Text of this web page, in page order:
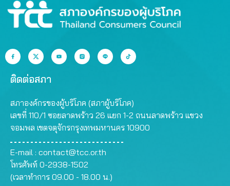
ติดต่อสภา
สภาองค์กรของผู้บริโภค (สภาผู้บริโภค)
เลขที่ 110/1 ซอยลาดพร้าว 26 แยก 1-2 ถนนลาดพร้าว แขวง
จอมพล เขตจตุจักรกรุงเทพมหานคร 10900
E-mail : contact@tcc.or.th
โทรศัพท์ 0-2938-1502
(เวลาทำการ 09.00 - 18.00 น.)